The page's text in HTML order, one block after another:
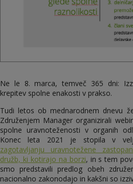
Ne le 8. marca, temveč 365 dni:
krepitev spolne enakosti v prakso.
Tudi letos ob mednarodnem dnevu
Združenjem Manager organizirali
spolne uravnoteženosti v organih
Konec leta 2021 je stopila v
zagotavljanju uravnotežene
družb, ki kotirajo na borzi, in s tem
smo predstavili predlog obeh
nacionalno zakonodajo in kakšni so